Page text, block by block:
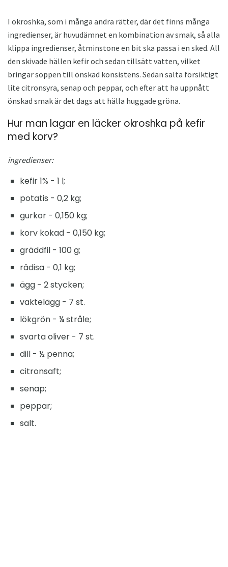
I okroshka, som i många andra rätter, där det finns många
ingredienser, är huvudämnet en kombination av smak, så alla
klippa ingredienser, åtminstone en bit ska passa i en sked. All
den skivade hällen kefir och sedan tillsätt vatten, vilket
bringar soppen till önskad konsistens. Sedan salta försiktigt
lite citronsyra, senap och peppar, och efter att ha uppnått
önskad smak är det dags att hälla huggade gröna.
Hur man lagar en läcker okroshka på kefir
med korv?
ingredienser:
kefir 1% - 1 l;
potatis - 0,2 kg;
gurkor - 0,150 kg;
korv kokad - 0,150 kg;
gräddfil - 100 g;
rädisa - 0,1 kg;
ägg - 2 stycken;
vaktelägg - 7 st.
lökgrön - ¼ stråle;
svarta oliver - 7 st.
dill - ½ penna;
citronsaft;
senap;
peppar;
salt.